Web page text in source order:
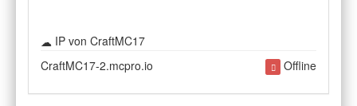
IP von CraftMC17
CraftMC17-2.mcpro.io
Offline